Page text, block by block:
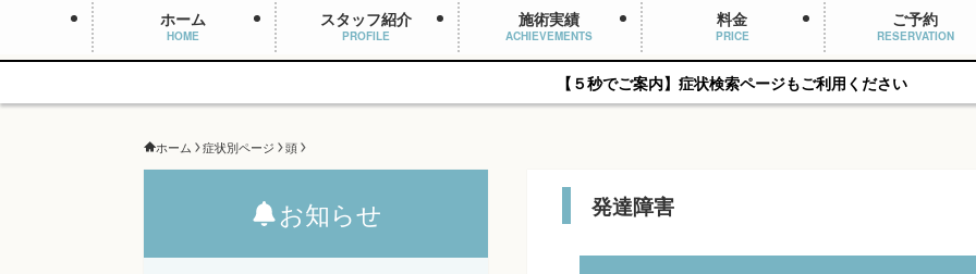
ホーム
HOME
スタッフ紹介
PROFILE
施術実績
ACHIEVEMENTS
料金
PRICE
ご予約
RESERVATION
【５秒でご案内】症状検索ページもご利用ください
ホーム 症状別ページ 頭
発達障害
お知らせ